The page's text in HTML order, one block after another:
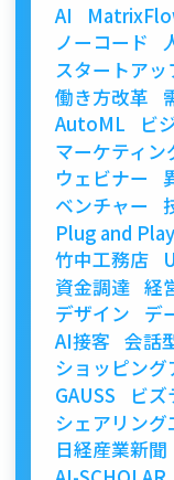
AI
ノーコード
スタートアッ
働き方改革
AutoML
ビ
マーケティン
ウェビナー
ベンチャー
Plug and
竹中工務店
資金調達 経
デザイン
デ
AI接客 会話
ショッピング
GAUSS
ビ
シェアリング
日経産業新聞